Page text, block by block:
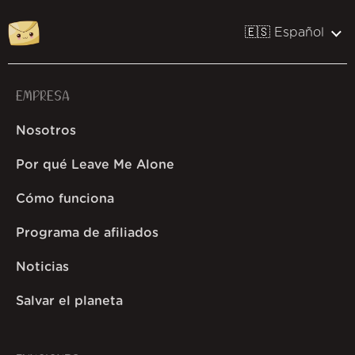
🇪🇸 Español
EMPRESA
Nosotros
Por qué Leave Me Alone
Cómo funciona
Programa de afiliados
Noticias
Salvar el planeta